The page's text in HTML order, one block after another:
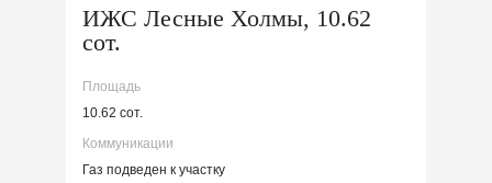
ИЖС Лесные Холмы, 10.62
сот.
Площадь
10.62 сот.
Коммуникации
Газ подведен к участку